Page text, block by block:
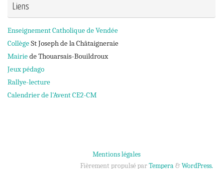
Liens
Enseignement Catholique de Vendée
CollègeSt Joseph de la Châtaigneraie
Mairiede Thouarsais-Bouildroux
Jeux pédago
Rallye-lecture
Calendrier de l'Avent CE2-CM
Mentions légales
Fièrement propulsé par Tempera & WordPress.